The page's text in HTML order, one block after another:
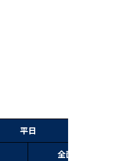
平日
全面